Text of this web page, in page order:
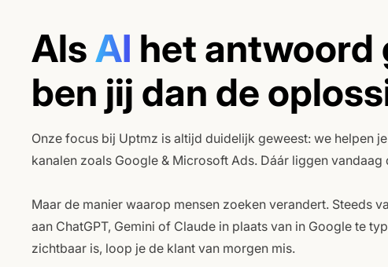
AlsAI het antwoord
ben jij dan de
Onze focus bij Uptmz is altijd duidelijk geweest: we helpen
kanalen zoals Google & Microsoft Ads. Dáár liggen vandaag
Maar de manier waarop mensen zoeken verandert. Steeds
aan ChatGPT, Gemini of Claude in plaats van in Google te
zichtbaar is, loop je de klant van morgen mis.